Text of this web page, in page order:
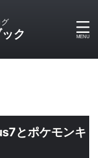
ク
とポケモンキ